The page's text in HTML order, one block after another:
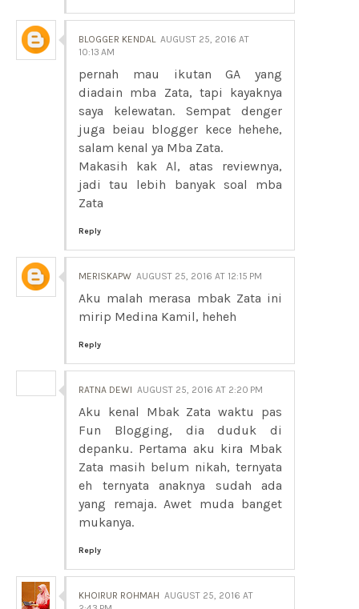
BLOGGER KENDAL AUGUST 25, 2016 AT
10:13 AM
pernah mau ikutan GA yang
diadain mba Zata, tapi kayaknya
saya kelewatan. Sempat denger
juga beiau blogger kece hehehe,
salam kenal ya Mba Zata.
Makasih kak Al, atas reviewnya,
jadi tau lebih banyak soal mba
Zata
Reply
MERISKAPW AUGUST 25, 2016 AT 12:15 PM
Aku malah merasa mbak Zata ini
mirip Medina Kamil, heheh
Reply
RATNA DEWI AUGUST 25, 2016 AT 2:20 PM
Aku kenal Mbak Zata waktu pas
Fun Blogging, dia duduk di
depanku. Pertama aku kira Mbak
Zata masih belum nikah, ternyata
eh ternyata anaknya sudah ada
yang remaja. Awet muda banget
mukanya.
Reply
KHOIRUR ROHMAH AUGUST 25, 2016 AT